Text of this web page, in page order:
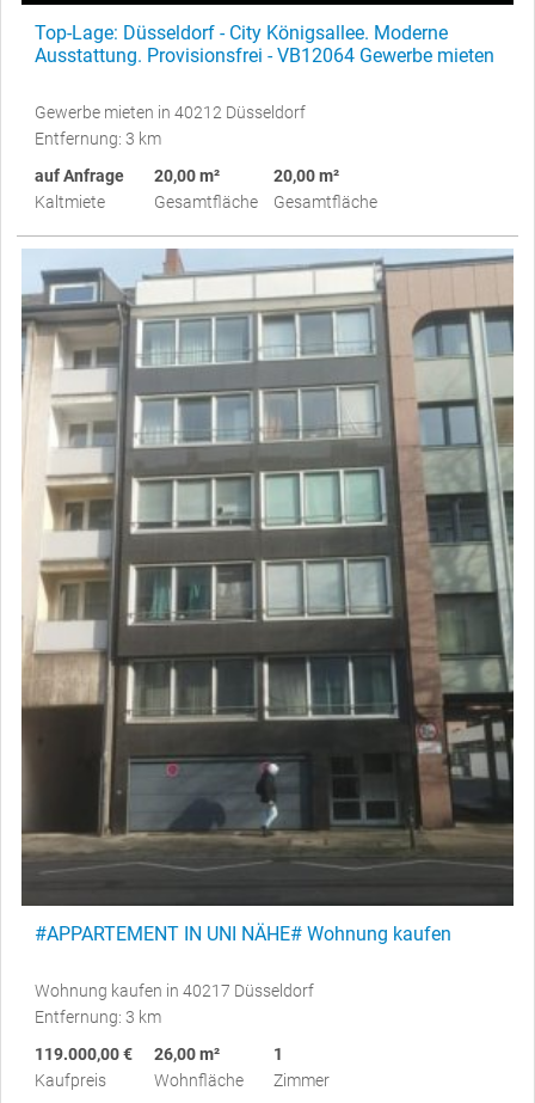
Top-Lage: Düsseldorf - City Königsallee. Moderne
Ausstattung. Provisionsfrei - VB12064 Gewerbe mieten
Gewerbe mieten in 40212 Düsseldorf
Entfernung: 3 km
auf Anfrage
Kaltmiete
20,00 m²
Gesamtfläche
20,00 m²
Gesamtfläche
#APPARTEMENT IN UNI NÄHE# Wohnung kaufen
Wohnung kaufen in 40217 Düsseldorf
Entfernung: 3 km
119.000,00 €
Kaufpreis
26,00 m²
Wohnfläche
1
Zimmer